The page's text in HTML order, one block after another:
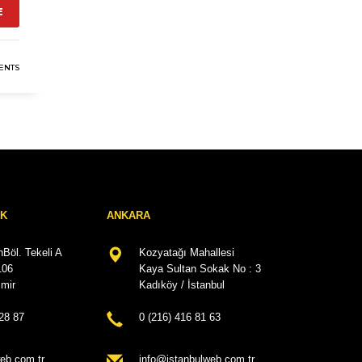
Tekeli A
87
ANKARA
Kozyatağı Mahallesi
Kaya Sultan Sokak No : 3
Kadıköy / İstanbul
0 (216) 416 81 63
info@istanbulweb.com.tr